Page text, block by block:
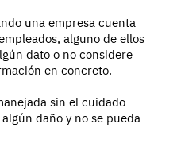
una empresa cuenta
alguno de ellos
dato o no considere
en concreto.
sin el cuidado
daño y no se pueda